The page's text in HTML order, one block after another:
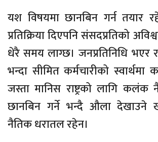
यश विषयमा छानबिन गर्न तयार
प्रतिक्रिया दिएपनि संसदप्रतिको
धेरै समय लाग्छ। जनप्रतिनिधि भएर
भन्दा सीमित कर्मचारीको स्वार्थमा
जस्ता मानिस राष्ट्रको लागि
छानबिन गर्ने भन्दै औला देखाउने
नैतिक धरातल रहेन।